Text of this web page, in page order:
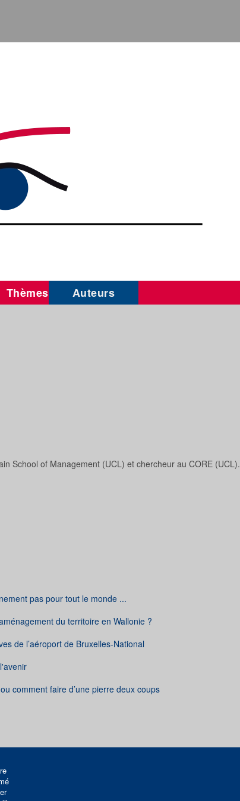
Thèmes Auteurs
School of Management (UCL) et chercheur au CORE (UCL).
pas pour tout le monde ...
du territoire en Wallonie ?
de l’aéroport de Bruxelles-National
comment faire d’une pierre deux coups